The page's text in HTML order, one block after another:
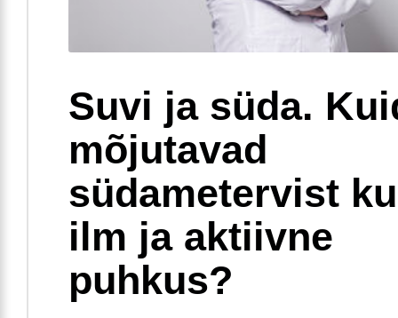
Suvi ja süda.
mõjutavad
südametervist
ilm ja aktiivne
puhkus?